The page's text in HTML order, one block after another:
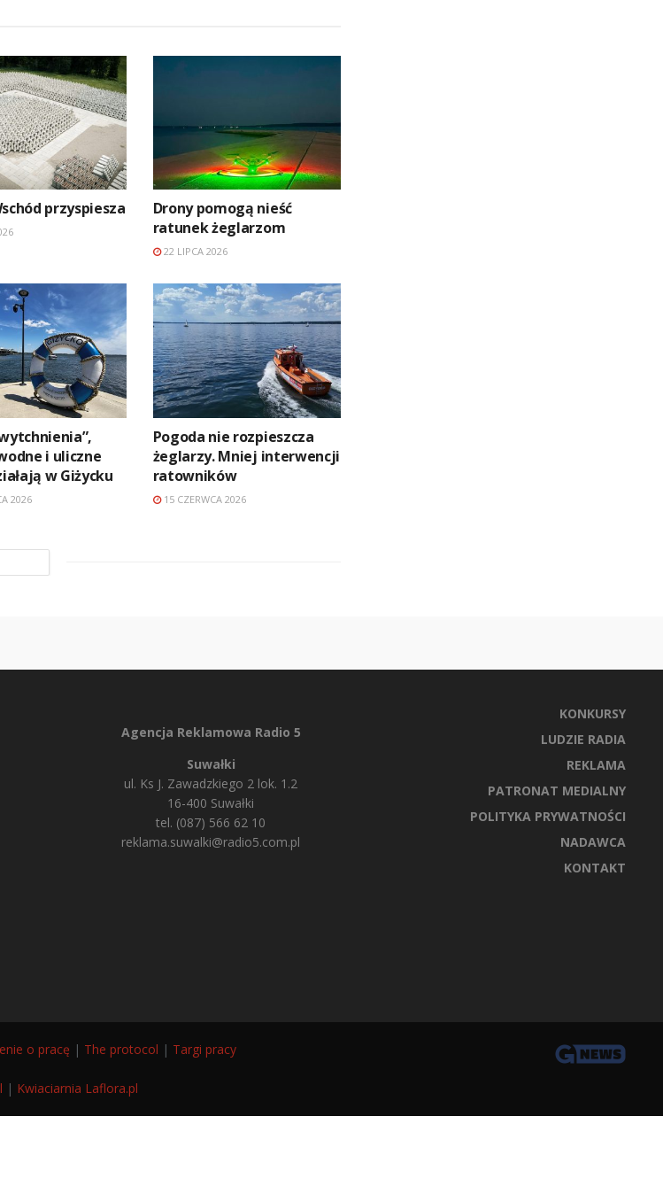
przyspiesza
Drony pomogą nieść
ratunek żeglarzom
22 LIPCA 2026
i uliczne
w Giżycku
2026
Pogoda nie rozpieszcza
żeglarzy. Mniej interwencji
ratowników
15 CZERWCA 2026
Agencja Reklamowa Radio 5
Suwałki
ul. Ks J. Zawadzkiego 2 lok. 1.2
16-400 Suwałki
tel. (087) 566 62 10
reklama.suwalki@radio5.com.pl
KONKURSY
LUDZIE RADIA
REKLAMA
PATRONAT MEDIALNY
POLITYKA PRYWATNOŚCI
NADAWCA
KONTAKT
o pracę | The protocol | Targi pracy
| Kwiaciarnia Laflora.pl